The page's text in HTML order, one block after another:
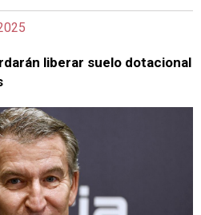
liberar suelo dotacional